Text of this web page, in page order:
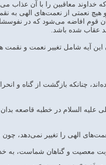
خداوند معاقبين را با آن عذاب
هيچ نعمتى از نعمت‌هاى الهى
افاضه مى‌شود كه در
عقاب شده باشد.
اين آيه شامل تغيير نعمت و
چنانكه بازگشت از گناه
السلام در خطبه قاصعه
الهى را تغيير نمى‌دهد،
معصيت و گناهان شماست، به خدا